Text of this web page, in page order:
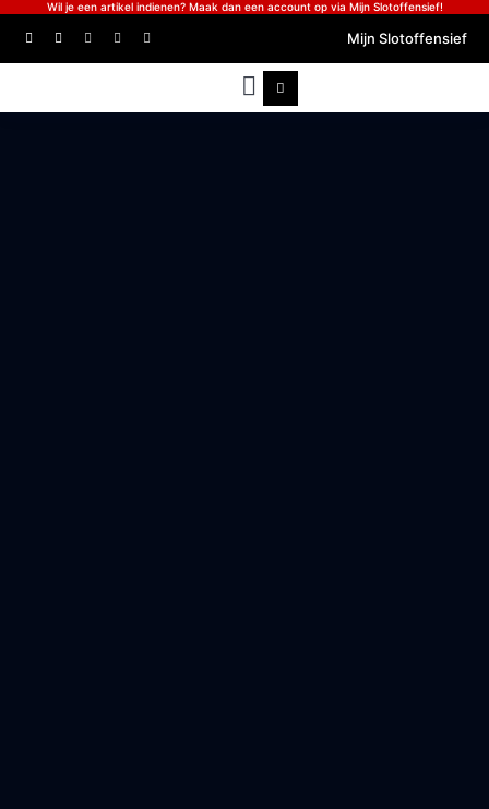
Wil je een artikel indienen? Maak dan een account op via Mijn Slotoffensief!
Mijn Slotoffensief